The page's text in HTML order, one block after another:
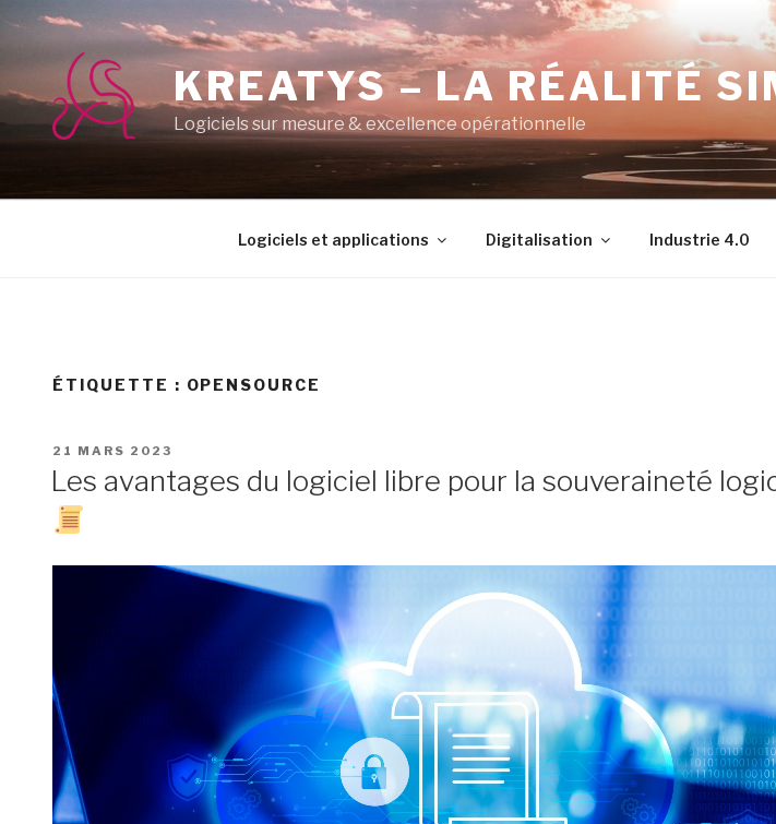
contenu
principal
KREATYS – LA RÉALITÉ
Logiciels sur mesure & excellence opérationnelle
Logiciels et applications Digitalisation Industrie 4.0
ÉTIQUETTE : OPENSOURCE
PUBLIÉ
21 MARS 2023
Les avantages du logiciel libre pour la souveraineté